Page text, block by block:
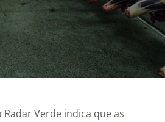
Verde indica que as